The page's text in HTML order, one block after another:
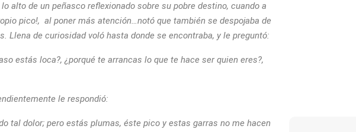
alto de un peñasco reflexionado sobre su pobre destino, cuando a
pico!, al poner más atención…notó que también se despojaba de
Llena de curiosidad voló hasta donde se encontraba, y le preguntó:
estás loca?, ¿porqué te arrancas lo que te hace ser quien eres?,
le respondió:
tal dolor; pero estás plumas, éste pico y estas garras no me hacen